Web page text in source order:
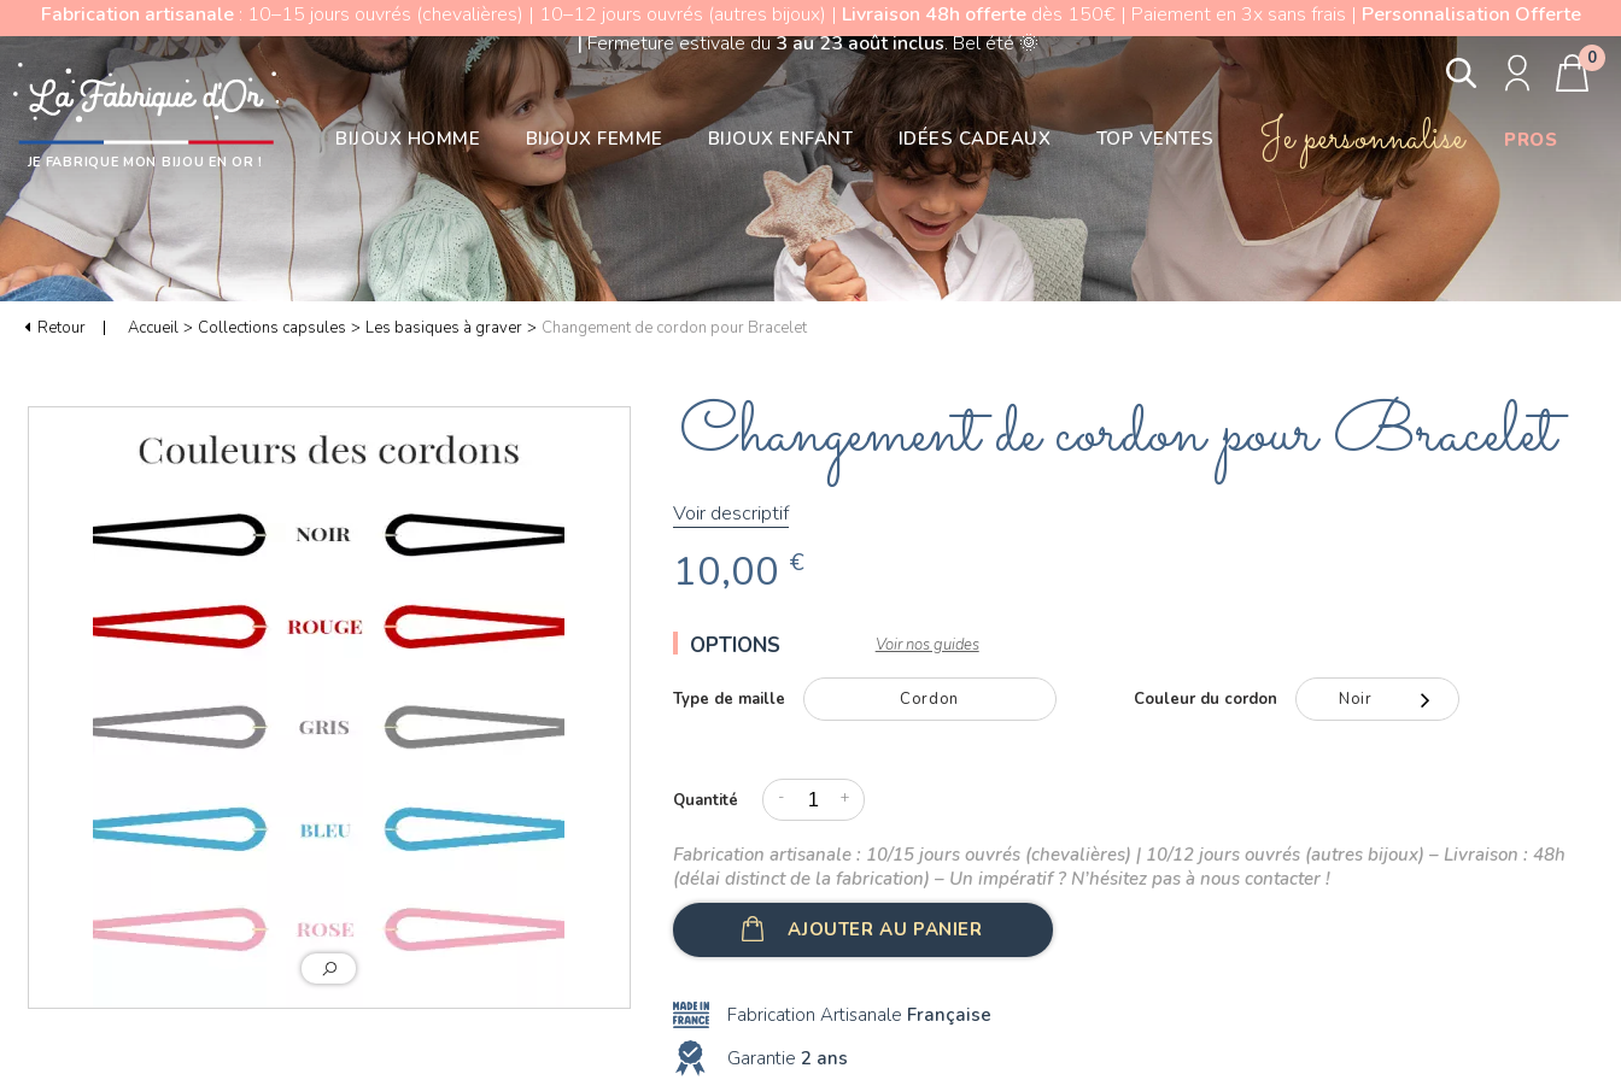
Fabrication artisanale: 10–15 jours ouvrés (chevalières) | 10–12 jours ouvrés (autres bijoux) | Livraison 48h offertedès 150€ | Paiement en 3x sans frais | Personnalisation Offerte
|Fermeture estivale du3 au 23 août inclus. Bel été🌞
JE FABRIQUE MON BIJOU EN OR !
BIJOUX HOMME BIJOUX FEMME BIJOUX ENFANT IDÉES CADEAUX TOP VENTES Je personnalise PROS
0
Retour Accueil > Collections capsules > Les basiques à graver > Changement de cordon pour Bracelet
Changement de cordon pour Bracelet
Voir descriptif
10,00 €
OPTIONS Voir nos guides
Type de maille Cordon Couleur du cordon Noir
Rouge
Quantité - +
Fabrication artisanale : 10/15 jours ouvrés (chevalières) | 10/12 jours ouvrés (autres bijoux) – Livraison : 48h
(délai distinct de la fabrication) – Un impératif ? N’hésitez pas à nous contacter !
AJOUTER AU PANIER
Fabrication Artisanale Française
Garantie 2 ans